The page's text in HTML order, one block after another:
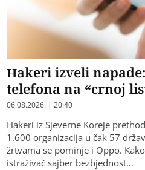
Hakeri izveli
telefona na “crnoj
06.08.2026. | 20:40
Hakeri iz Sjeverne Koreje
1.600 organizacija u čak 57
žrtvama se pominje i Oppo.
istraživač sajber bezbjednost…